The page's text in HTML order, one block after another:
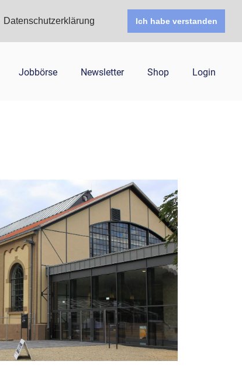
Datenschutzerklärung Ich habe verstanden
Jobbörse Newsletter Shop Login